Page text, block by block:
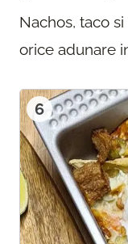
Nachos, taco
orice adunare
6